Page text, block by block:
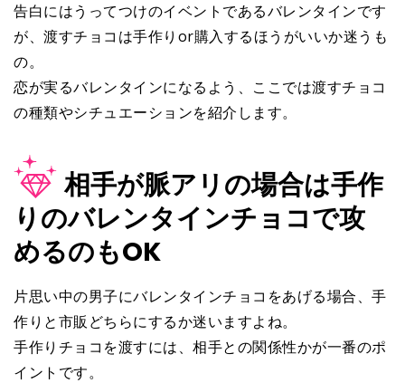
告白にはうってつけのイベントであるバレンタインです
が、渡すチョコは手作りor購入するほうがいいか迷うも
の。
恋が実るバレンタインになるよう、ここでは渡すチョコ
の種類やシチュエーションを紹介します。
相手が脈アリの場合は手作
りのバレンタインチョコで攻
めるのもOK
片思い中の男子にバレンタインチョコをあげる場合、手
作りと市販どちらにするか迷いますよね。
手作りチョコを渡すには、相手との関係性かが一番のポ
イントです。